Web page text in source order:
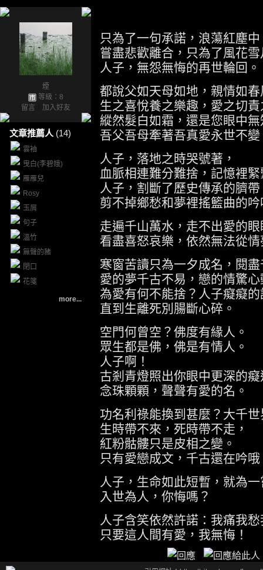
煙
等級：8
留言
加入好友
文章推薦人 (14)
雲袖
曳白(李碧娥)
雁雁兒
Rosy
玉屑
句子
溫竹
無聲的豬
閉口
花箋
more...
只為了一句承諾，浪蕩紅塵中
嘗盡悲歡離合，只為了風花
人子，無怨無悔的再世輪回。
都說父如天母如地，親情如春
生之喜悅養之樂趣，愛之切
縱然髮白如霜，還是您眼中
吾父吾母牽著吾真愛永世不變
人子，落地之時哭號著，
血脈相連難分難捨，記憶裡
人子，割斷了歷史傳承的臍帶
剪不掉鄉愁和夢裡搖籃曲的吟
走遍千山萬水，走不出愛的眼
看盡喜怒哀樂，依然無法從
寒窗苦讀只為一夕成名，閱
愛的夢千古不易，戀的情驚
為愛有何不能捨？人子癡癡
直到生離死別腸斷心碎。
空門何曾空？佛度有緣人。
眾生都是佛，佛是有情人。
人子啊！
古剎青燈照出你眼中更深的癡
念珠顆顆，聲聲有愛的名。
功名利祿能換到甚麼？大千
生時帶不來，死時帶不走，
紅粉骷髏只是皮相之變。
只有愛戀成文，千古還在吟哦
人子，生命如此短暫，就為
入世為人，你悔嗎？
人子含笑依然許諾：我痛我
只要這人間有愛，我無悔！